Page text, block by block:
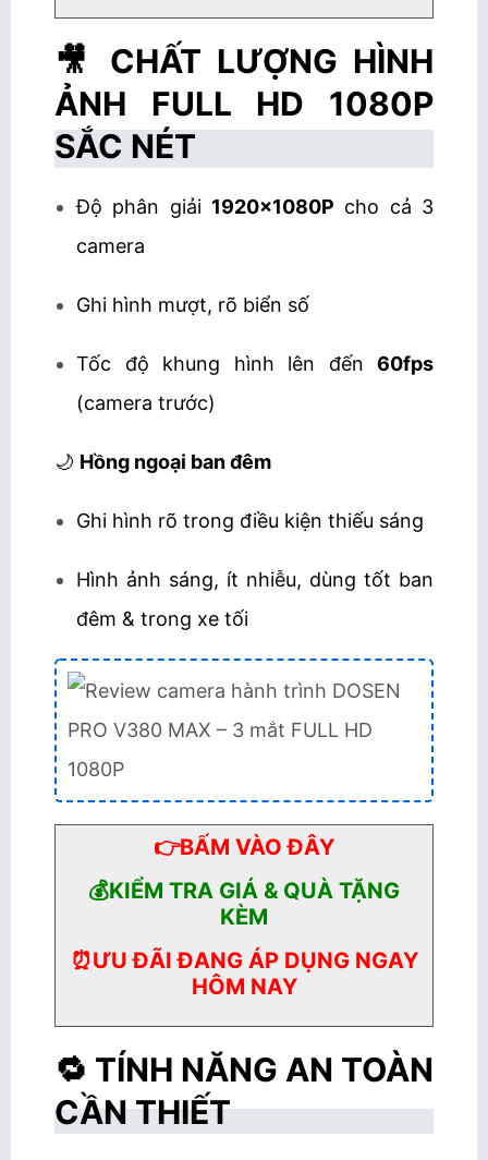
🎥 CHẤT LƯỢNG HÌNH
ẢNH FULL HD 1080P
SẮC NÉT
Độ phân giải 1920×1080P cho cả 3
camera
Ghi hình mượt, rõ biển số
Tốc độ khung hình lên đến 60fps
(camera trước)
🌙 Hồng ngoại ban đêm
Ghi hình rõ trong điều kiện thiếu sáng
Hình ảnh sáng, ít nhiễu, dùng tốt ban
đêm & trong xe tối
👉BẤM VÀO ĐÂY
💰KIỂM TRA GIÁ & QUÀ TẶNG
KÈM
⏰ƯU ĐÃI ĐANG ÁP DỤNG NGAY
HÔM NAY
🔁 TÍNH NĂNG AN TOÀN
CẦN THIẾT